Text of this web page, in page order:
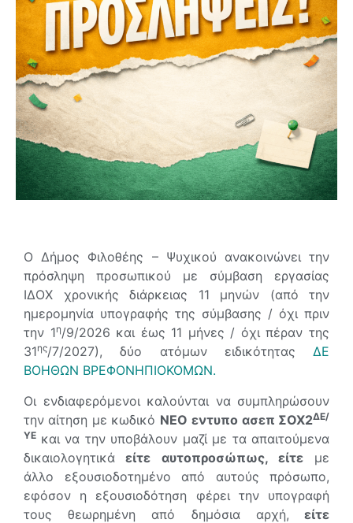
Ο Δήμος Φιλοθέης – Ψυχικού ανακοινώνει την
πρόσληψη προσωπικού με σύμβαση εργασίας
ΙΔΟΧ χρονικής διάρκειας 11 μηνών (από την
ημερομηνία υπογραφής της σύμβασης / όχι πριν
την 1η/9/2026 και έως 11 μήνες / όχι πέραν της
31ης/7/2027), δύο ατόμων ειδικότητας ΔΕ
ΒΟΗΘΩΝ ΒΡΕΦΟΝΗΠΙΟΚΟΜΩΝ.
Οι ενδιαφερόμενοι καλούνται να συμπληρώσουν
την αίτηση με κωδικό ΝΕΟ εντυπο ασεπ ΣΟΧ2ΔΕ/
ΥΕ και να την υποβάλουν μαζί με τα απαιτούμενα
δικαιολογητικά είτε αυτοπροσώπως, είτεμε
άλλο εξουσιοδοτημένο από αυτούς πρόσωπο,
εφόσον η εξουσιοδότηση φέρει την υπογραφή
τους θεωρημένη από δημόσια αρχή, είτε